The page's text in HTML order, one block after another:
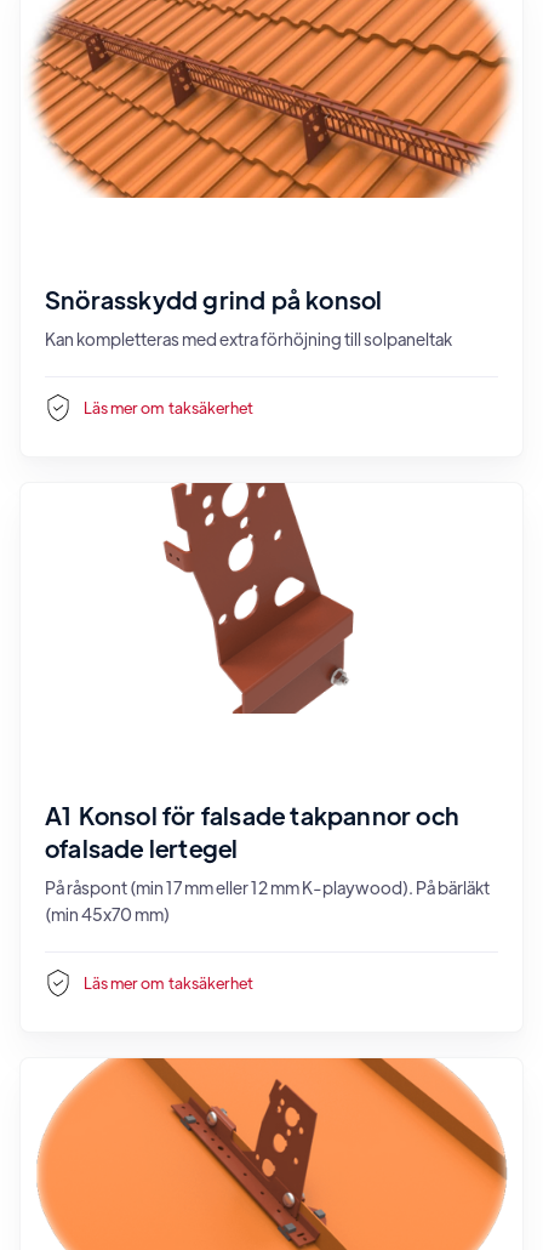
Snörasskydd grind på konsol
Kan kompletteras med extra förhöjning till solpaneltak
Läs mer om taksäkerhet
A1 Konsol för falsade takpannor och
ofalsade lertegel
På råspont (min 17 mm eller 12 mm K-playwood). På bärläkt
(min 45x70 mm)
Läs mer om taksäkerhet